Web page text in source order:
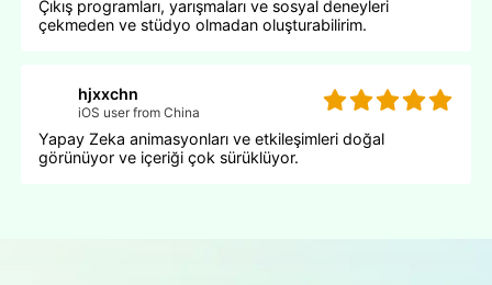
Çıkış programları, yarışmaları ve sosyal deneyleri
çekmeden ve stüdyo olmadan oluşturabilirim.
hjxxchn
iOS user from China
Yapay Zeka animasyonları ve etkileşimleri doğal
görünüyor ve içeriği çok sürüklüyor.